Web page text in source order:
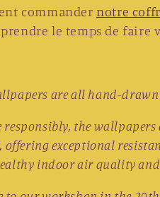
commandernotre
le temps de faire
are all hand-drawn
the
offering exceptional
indoor air quality